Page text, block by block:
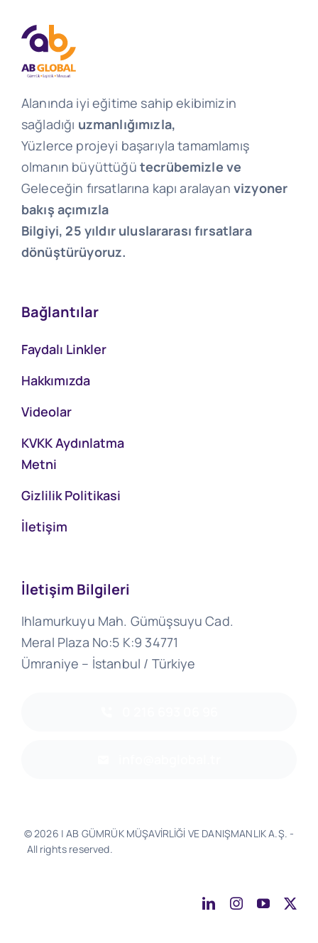
Alanında iyi eğitime sahip ekibimizin
sağladığı uzmanlığımızla,
Yüzlerce projeyi başarıyla tamamlamış
olmanın büyüttüğü tecrübemizle ve
Geleceğin fırsatlarına kapı aralayan vizyoner
bakış açımızla
Bilgiyi, 25 yıldır uluslararası fırsatlara
dönüştürüyoruz.
Bağlantılar
Faydalı Linkler
Hakkımızda
Videolar
KVKK Aydınlatma
Metni
Gizlilik Politikasi
İletişim
İletişim Bilgileri
Ihlamurkuyu Mah. Gümüşsuyu Cad.
Meral Plaza No:5 K:9 34771
Ümraniye – İstanbul / Türkiye
© 2026 | AB GÜMRÜK MÜŞAVİRLİĞİ VE DANIŞMANLIK A.Ş. -
All rights reserved.